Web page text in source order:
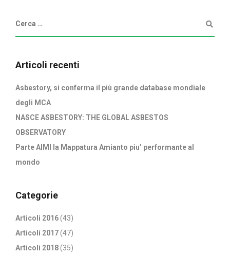
Articoli recenti
Asbestory, si conferma il più grande database mondiale
degli MCA
NASCE ASBESTORY: THE GLOBAL ASBESTOS
OBSERVATORY
Parte AIMI la Mappatura Amianto piu’ performante al
mondo
Categorie
Articoli 2016(43)
Articoli 2017(47)
Articoli 2018(35)